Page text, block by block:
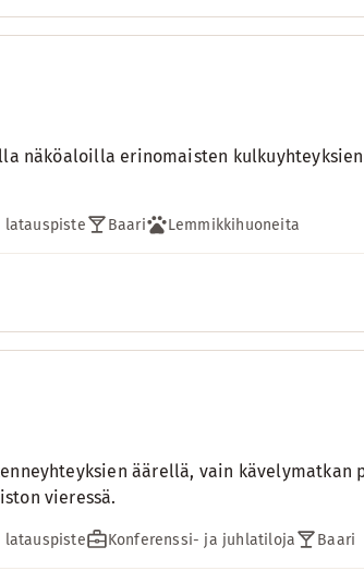
näköaloilla erinomaisten
latauspiste Baari Lemmikkihuoneita
äärellä, vain kävelymatkan
vieressä.
latauspiste Konferenssi- ja juhlatiloja Baari